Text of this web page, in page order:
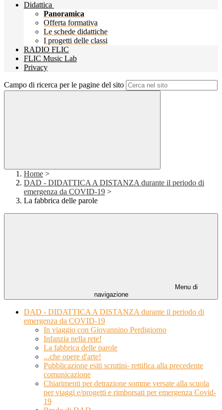
Didattica
Panoramica
Offerta formativa
Le schede didattiche
I progetti delle classi
RADIO FLIC
FLIC Music Lab
Privacy
Campo di ricerca per le pagine del sito
Home >
DAD - DIDATTICA A DISTANZA durante il periodo di
emergenza da COVID-19 >
La fabbrica delle parole
Menu di
navigazione
DAD - DIDATTICA A DISTANZA durante il periodo di
emergenza da COVID-19
In viaggio con Giovannino Perdigiorno
Infanzia nella rete!
La fabbrica delle parole
...che opere d'arte!
Pubblicazione esiti scrutini- rettifica alla precedente
comunicazione
Chiarimenti per detrazione somme versate alla scuola
per viaggi e/progetti e rimborsati per emergenza Covid-
19